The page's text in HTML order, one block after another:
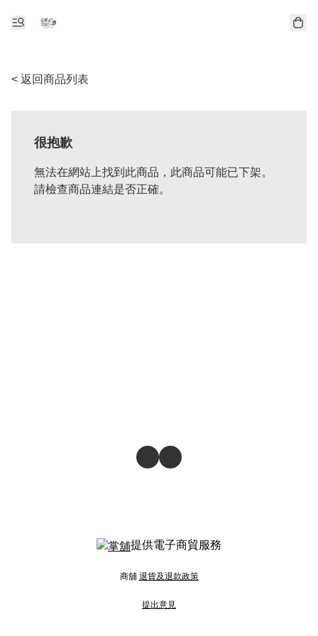
< 返回商品列表
很抱歉
無法在網站上找到此商品，此商品可能已下架。
請檢查商品連結是否正確。
提供電子商貿服務
商舖 退貨及退款政策
提出意見